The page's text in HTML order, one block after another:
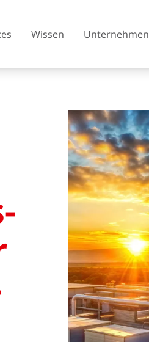
Wissen Unternehmen
Belgien
Dänemark
Frankreich
Griechenland
Italien
Nordmazedonien
Polen
Slowakei
Schweden